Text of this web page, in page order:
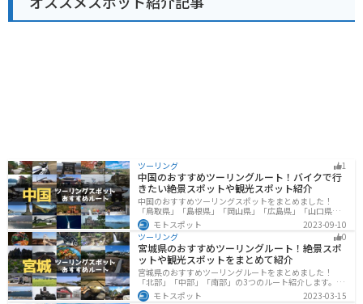
名です。道の駅内のレストランでは、近江牛を使った料
理や、地元産の食材を使った料理を楽しむことができま
ツーリング 1
中国のおすすめツーリングルート！バイクで行
きたい絶景スポットや観光スポット紹介
中国のおすすめツーリングスポットをまとめました！
「鳥取県」「島根県」「岡山県」「広島県」「山口県」
の各県の観光地紹介します。自然豊かな山々や湖、温泉
地が点在し、四季折々の景色を楽しめるスポットが多数
あります。バイクで中国にツーリングに行く際は参考に
してください。
モトスポット
2023-09-10
ツーリング
0
宮城県のおすすめツーリングルート！絶景スポ
ットや観光スポットをまとめて紹介
宮城県のおすすめツーリングルートをまとめました！
「北部」「中部」「南部」の3つのルート紹介します。キ
ツネ村や広大な山や滝、湖などを歴史や自然を満喫する
ツーリングができます。バイクで宮城県にツーリングに
モトスポット
2023-03-15